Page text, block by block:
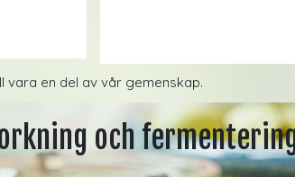
en del av vår gemenskap.
och